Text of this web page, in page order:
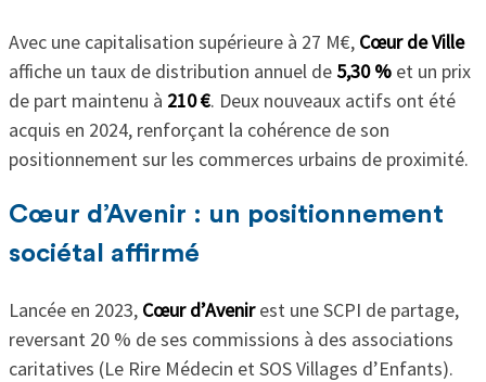
Avec une capitalisation supérieure à 27 M€, Cœur de Ville
affiche un taux de distribution annuel de 5,30 %et un prix
de part maintenu à 210 €. Deux nouveaux actifs ont été
acquis en 2024, renforçant la cohérence de son
positionnement sur les commerces urbains de proximité.
Cœur d’Avenir : un positionnement
sociétal affirmé
Lancée en 2023, Cœur d’Avenirest une SCPI de partage,
reversant 20 % de ses commissions à des associations
caritatives (Le Rire Médecin et SOS Villages d’Enfants).